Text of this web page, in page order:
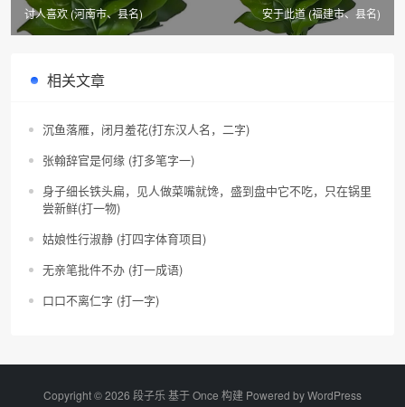
讨人喜欢 (河南市、县名)
安于此道 (福建市、县名)
相关文章
沉鱼落雁，闭月羞花(打东汉人名，二字)
张翰辞官是何缘 (打多笔字一)
身子细长铁头扁，见人做菜嘴就馋，盛到盘中它不吃，只在锅里
尝新鲜(打一物)
姑娘性行淑静 (打四字体育项目)
无亲笔批件不办 (打一成语)
口口不离仁字 (打一字)
Copyright © 2026 段子乐 基于 Once 构建 Powered byWordPress